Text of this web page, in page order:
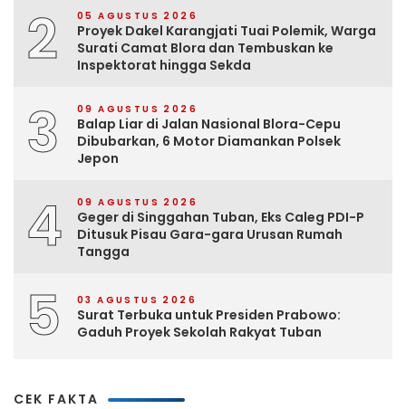
2 05 AGUSTUS 2026
Proyek Dakel Karangjati Tuai Polemik, Warga
Surati Camat Blora dan Tembuskan ke
Inspektorat hingga Sekda
3 09 AGUSTUS 2026
Balap Liar di Jalan Nasional Blora-Cepu
Dibubarkan, 6 Motor Diamankan Polsek
Jepon
4 09 AGUSTUS 2026
Geger di Singgahan Tuban, Eks Caleg PDI-P
Ditusuk Pisau Gara-gara Urusan Rumah
Tangga
5 03 AGUSTUS 2026
Surat Terbuka untuk Presiden Prabowo:
Gaduh Proyek Sekolah Rakyat Tuban
CEK FAKTA